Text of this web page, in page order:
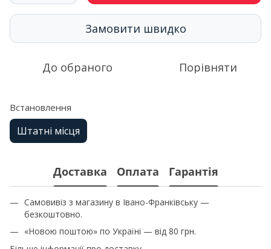
Замовити швидко
До обраного Порівняти
Встановлення
Штатні місця
Доставка Оплата Гарантія
Самовивіз з магазину в Івано-Франківську —
безкоштовно.
«Новою поштою» по Україні — від 80 грн.